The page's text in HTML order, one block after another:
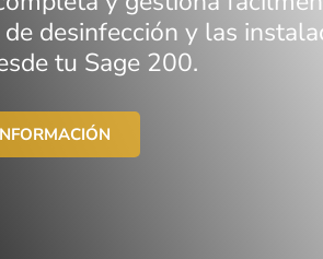
desinfección y las
tu Sage 200.